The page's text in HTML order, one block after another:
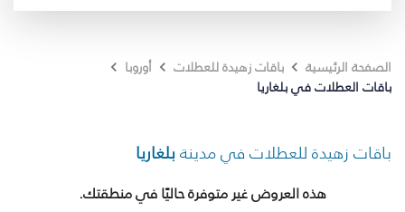
الصفحة الرئيسية باقات زهيدة للعطلات
أوروبا
باقات العطلات في بلغاريا
باقات زهيدة للعطلات في مدينة بلغاريا
هذه العروض غير متوفرة حاليًا في منطقتك.